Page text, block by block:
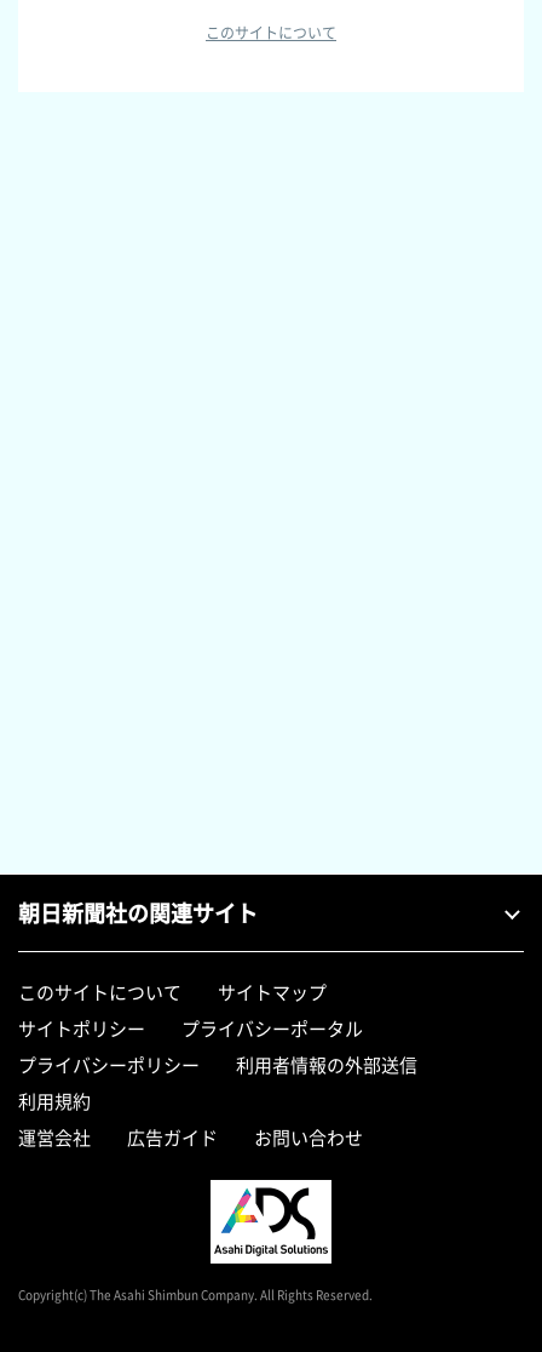
このサイトについて
朝日新聞社の関連サイト
このサイトについて
サイトマップ
サイトポリシー
プライバシーポータル
プライバシーポリシー
利用者情報の外部送信
利用規約
運営会社
広告ガイド お問い合わせ
Copyright(c) The Asahi Shimbun Company. All Rights Reserved.